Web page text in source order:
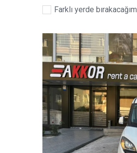
Farklı yerde bırakacağım